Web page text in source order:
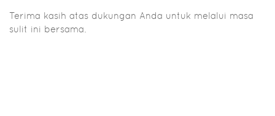
Terima kasih atas dukungan Anda untuk melalui masa
sulit ini bersama.